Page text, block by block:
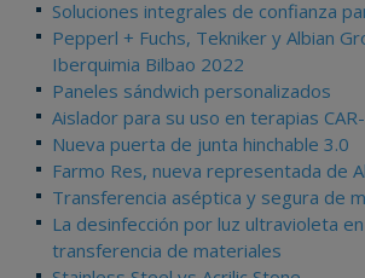
Soluciones integrales de confianza
Pepperl + Fuchs, Tekniker y Albian
Iberquimia Bilbao 2022
Paneles sándwich personalizados
Aislador para su uso en terapias
Nueva puerta de junta hinchable 3.0
Farmo Res, nueva representada de
Transferencia aséptica y segura de
La desinfección por luz ultravioleta
transferencia de materiales